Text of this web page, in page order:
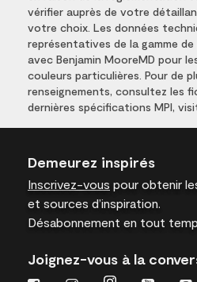
vérifier auprès de votre
votre choix. Les données
représentatives de la gamme
avec Benjamin MooreMD pour
couleurs particulières. Pour de
renseignements, consultez les
dernières spécifications MPI,
Demeurez inspirés
Inscrivez-vous pour obtenir
et sources d’inspiration.
Désabonnement en tout
Joignez-vous à la